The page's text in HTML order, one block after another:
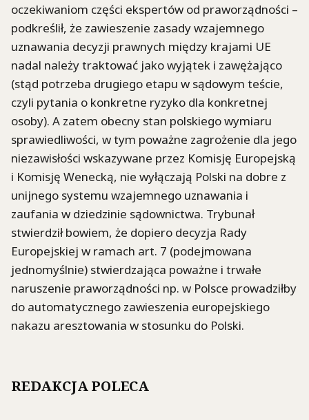
oczekiwaniom części ekspertów od praworządności –
podkreślił, że zawieszenie zasady wzajemnego
uznawania decyzji prawnych między krajami UE
nadal należy traktować jako wyjątek i zawężająco
(stąd potrzeba drugiego etapu w sądowym teście,
czyli pytania o konkretne ryzyko dla konkretnej
osoby). A zatem obecny stan polskiego wymiaru
sprawiedliwości, w tym poważne zagrożenie dla jego
niezawisłości wskazywane przez Komisję Europejską
i Komisję Wenecką, nie wyłączają Polski na dobre z
unijnego systemu wzajemnego uznawania i
zaufania w dziedzinie sądownictwa. Trybunał
stwierdził bowiem, że dopiero decyzja Rady
Europejskiej w ramach art. 7 (podejmowana
jednomyślnie) stwierdzająca poważne i trwałe
naruszenie praworządności np. w Polsce prowadziłby
do automatycznego zawieszenia europejskiego
nakazu aresztowania w stosunku do Polski.
REDAKCJA POLECA